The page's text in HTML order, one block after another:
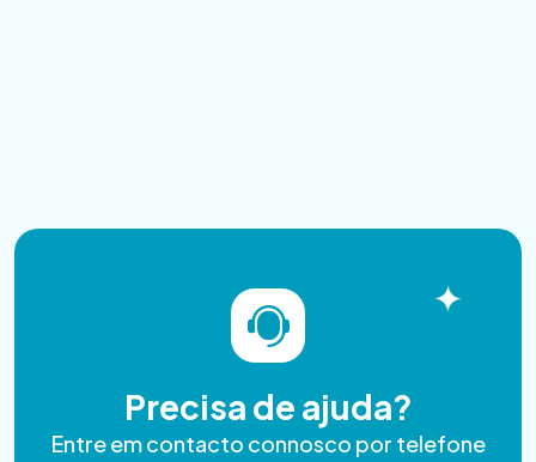
Precisa de ajuda?
Entre em contacto connosco por telefone